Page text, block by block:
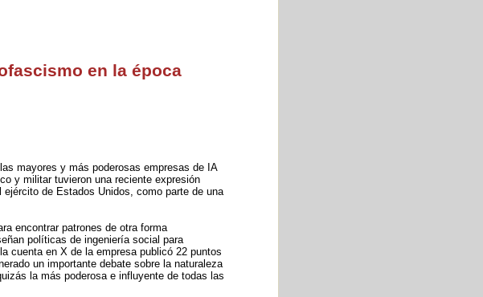
en la época
mayores y más poderosas empresas de IA
y militar tuvieron una reciente expresión
de Estados Unidos, como parte de una
encontrar patrones de otra forma
políticas de ingeniería social para
cuenta en X de la empresa publicó 22 puntos
un importante debate sobre la naturaleza
la más poderosa e influyente de todas las